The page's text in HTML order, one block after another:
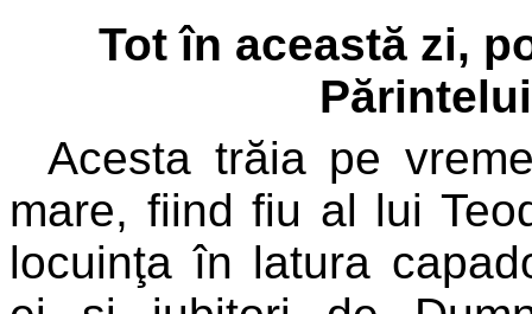
Tot în această zi,
Acesta trăia pe
mare, fiind fiu al lui
locuinţa în latura